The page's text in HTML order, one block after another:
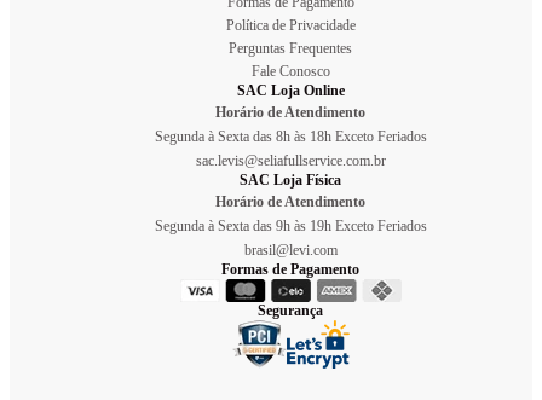
Política de Privacidade
Perguntas Frequentes
Fale Conosco
SAC Loja Online
Horário de Atendimento
Segunda à Sexta das 8h às 18h Exceto Feriados
sac.levis@seliafullservice.com.br
SAC Loja Física
Horário de Atendimento
Segunda à Sexta das 9h às 19h Exceto Feriados
brasil@levi.com
Formas de Pagamento
Segurança